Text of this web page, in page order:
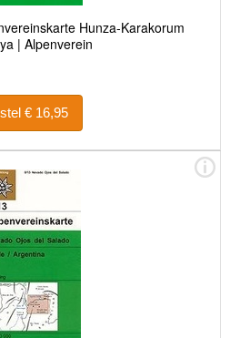
Hunza-Karakorum
| Alpenverein
Bestel € 16,95